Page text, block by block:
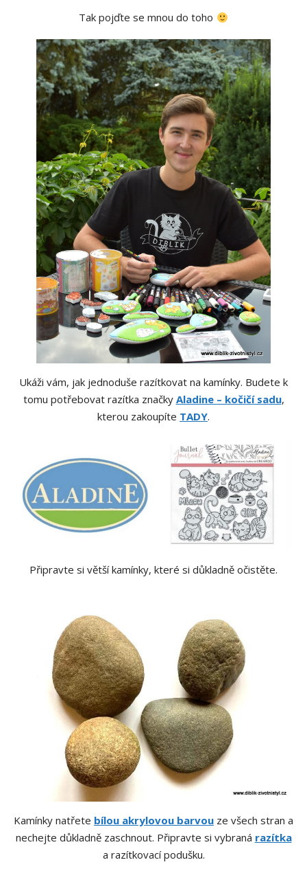
Tak pojďte se mnou do toho
Ukáži vám, jak jednoduše razítkovat na kamínky. Budete k
tomu potřebovat razítka značky Aladine – kočičí sadu,
kterou zakoupíte TADY.
Připravte si větší kamínky, které si důkladně očistěte.
Kamínky natřete bílou akrylovou barvou ze všech stran a
nechejte důkladně zaschnout. Připravte si vybraná razítka
a razítkovací podušku.